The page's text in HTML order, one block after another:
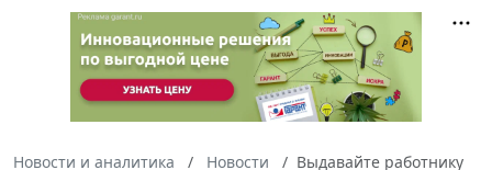
Новости и аналитика Новости
Выдавайте работнику